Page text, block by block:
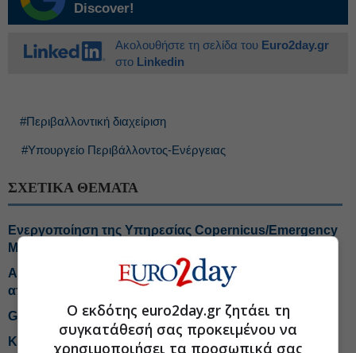
Discover!
Ακολουθήστε τη σελίδα του Euro2day.gr
στο Linkedin
#Περιβαλλοντική διαχείριση
#Υπουργείο Περιβάλλοντος-Ενέργειας
ΣΧΕΤΙΚΑ ΘΕΜΑΤΑ
Ενεργοποίηση της Υπηρεσίας Copernicus/Emergency
Management Service/Mapping
Αποτίμηση από ανεξάρτητο εμπειρογνώμονα η
αποθήκευση CO₂ στον Πρίνο
GSI: NAVTEX το φθινόπωρο μετά το ντιλ με Meridiam
Κομισιόν σε Μανιάτη: Ευθύνη των εθνικών αρχών οι
Ο εκδότης euro2day.gr ζητάει τη
συγκατάθεσή σας προκειμένου να
χρησιμοποιήσει τα προσωπικά σας